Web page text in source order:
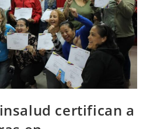
certifican a